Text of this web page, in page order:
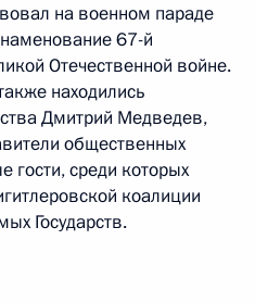
на военном параде
67-й
Отечественной войне.
находились
Дмитрий Медведев,
общественных
гости, среди которых
коалиции
Государств.